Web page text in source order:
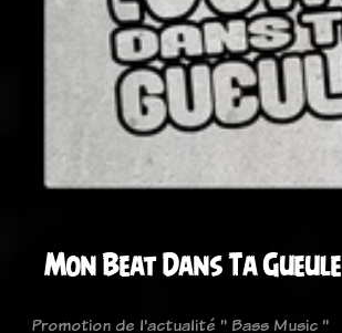
Mon Beat Dans Ta Gueule
Promotion de l'actualité " Bass Music "